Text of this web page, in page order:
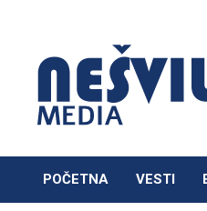
Nešvil
POČETNA VESTI